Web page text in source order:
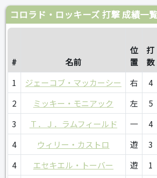
コロラド・ロッキーズ 打撃 成績一
# 名前
位
置
打
数
1
ジェーコブ・マッカーシー 右 4
2
ミッキー・モニアック 左 5
3
Ｔ．Ｊ．ラムフィールド 一 4
4
ウィリー・カストロ 遊 3
4
エセキエル・トーバー 遊 1